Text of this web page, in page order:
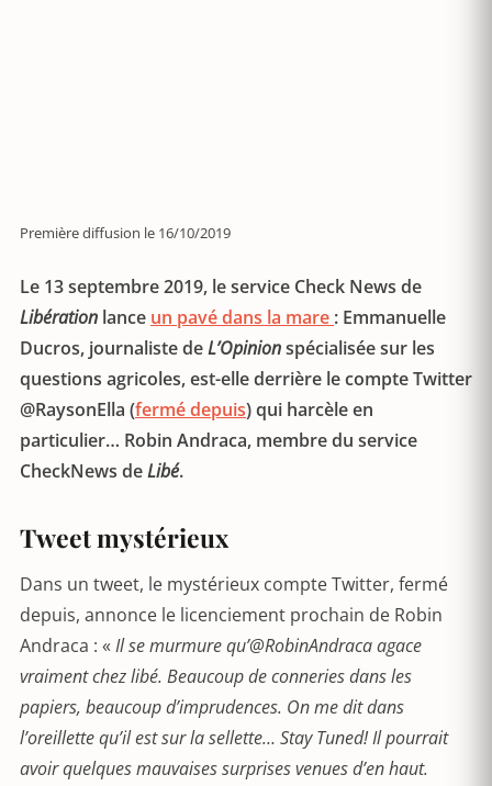
Première diffusion le 16/10/2019
Le 13 septembre 2019, le service Check News de
Libération lance un pavé dans la mare : Emmanuelle
Ducros, journaliste deL’Opinionspécialisée sur les
questions agricoles, est-elle derrière le compte Twitter
@RaysonElla (fermé depuis) qui harcèle en
particulier… Robin Andraca, membre du service
CheckNews deLibé.
Tweet mystérieux
Dans un tweet, le mystérieux compte Twitter, fermé
depuis, annonce le licenciement prochain de Robin
Andraca : « Il se murmure qu’@RobinAndraca agace
vraiment chez libé. Beaucoup de conneries dans les
papiers, beaucoup d’imprudences. On me dit dans
l’oreillette qu’il est sur la sellette… Stay Tuned! Il pourrait
avoir quelques mauvaises surprises venues d’en haut.